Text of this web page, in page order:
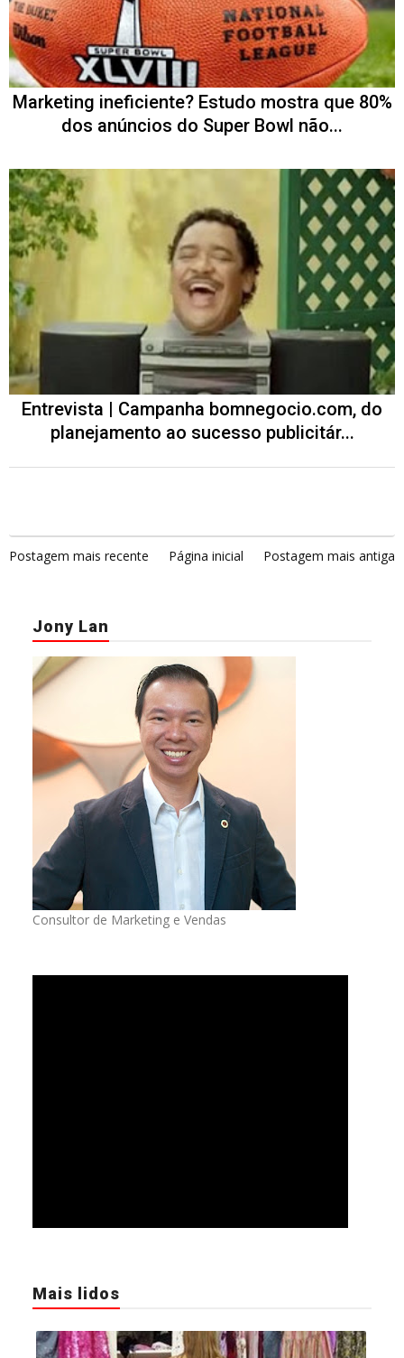
Marketing ineficiente? Estudo mostra que 80%
dos anúncios do Super Bowl não...
Entrevista | Campanha bomnegocio.com, do
planejamento ao sucesso publicitár...
Postagem mais recente Página inicial Postagem mais antiga
Jony Lan
Consultor de Marketing e Vendas
Mais lidos